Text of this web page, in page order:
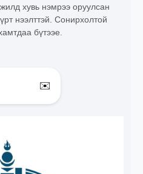
хувь нэмрээ оруулсан
нээлттэй. Сонирхолтой
бүтээе.
✉️